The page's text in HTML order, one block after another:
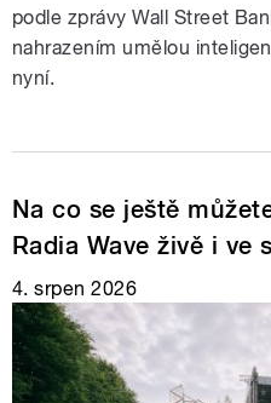
podle zprávy Wall Street
nahrazením umělou
nyní.
Na co se ještě
Radia Wave živě i ve
4. srpen 2026